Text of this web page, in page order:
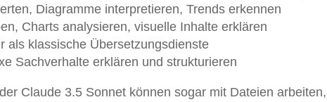
Diagramme interpretieren, Trends erkennen
Charts analysieren, visuelle Inhalte erklären
als klassische Übersetzungsdienste
Sachverhalte erklären und strukturieren
Claude 3.5 Sonnet können sogar mit Dateien arbeiten,